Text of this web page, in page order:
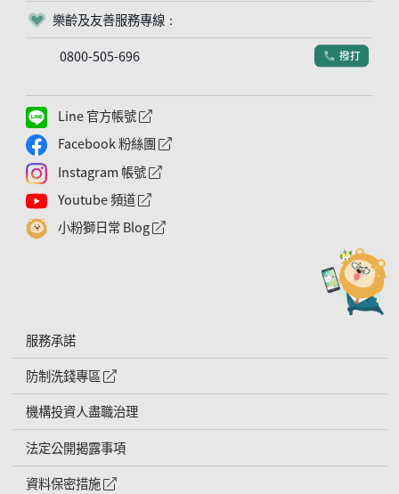
客服符號
樂齡及友善服務專線：
0800-505-696
電話符號
撥打
Line 官方帳號 外網連結符號
Facebook 粉絲團 外網連結符號
Instagram 帳號 外網連結符號
Youtube 頻道 外網連結符號
小粉獅日常 Blog 外網連結符號
服務承諾
防制洗錢專區
外網連結符號
機構投資人盡職治理
法定公開揭露事項
資料保密措施
外網連結符號